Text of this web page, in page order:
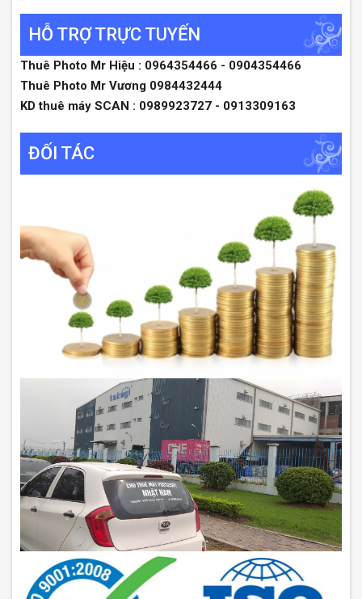
HỖ TRỢ TRỰC TUYẾN
Thuê Photo Mr Hiệu : 0964354466 - 0904354466
Thuê Photo Mr Vương 0984432444
KD thuê máy SCAN : 0989923727 - 0913309163
ĐỐI TÁC